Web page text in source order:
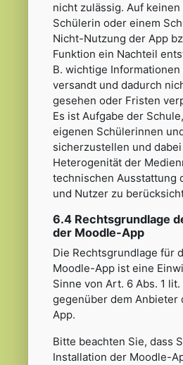
nicht zulässig. Auf
Schülerin oder einem
Nicht-Nutzung der App
Funktion ein Nachteil
B. wichtige
versandt und dadurch
gesehen oder Fristen
Es ist Aufgabe der
eigenen Schülerinnen
sicherzustellen und
Heterogenität der
technischen Ausstattung
und Nutzer zu
6.4 Rechtsgrundlage
der Moodle-App
Die Rechtsgrundlage für
Moodle-App ist eine
Sinne von Art. 6 Abs. 1 lit.
gegenüber dem Anbieter
App.
Bitte beachten Sie, dass
Installation der Moodle-